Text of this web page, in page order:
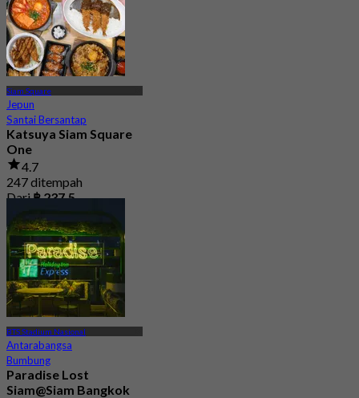
Siam Square
Jepun
Santai Bersantap
Katsuya Siam Square
One
4.7
247 ditempah
Dari฿ 237.5
BTS Stadium Nasional
Antarabangsa
Bumbung
Paradise Lost
Siam@Siam Bangkok